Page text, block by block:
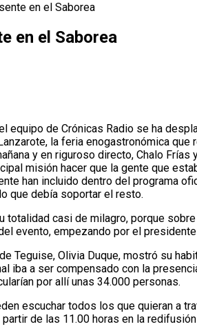
en el Saborea
en el Saborea
equipo de Crónicas Radio se ha
la feria enogastronómica
y en riguroso directo, Chalo
misión hacer que la gente que
han incluido dentro del programa
que debía soportar el resto.
totalidad casi de milagro, porque
evento, empezando por el
Teguise, Olivia Duque, mostró su
iba a ser compensado con la
por allí unas 34.000 personas.
escuchar todos los que quieran
de las 11.00 horas en la